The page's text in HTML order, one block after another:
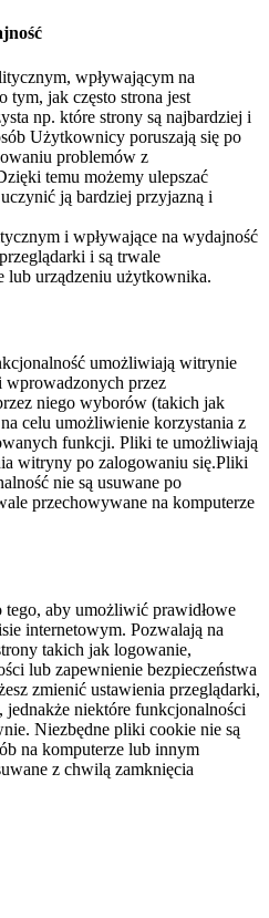
wpływającym na
tym, jak często strona jest
np. które strony są najbardziej i
Użytkownicy poruszają się po
problemów z
temu możemy ulepszać
ją bardziej przyjazną i
i wpływające na wydajność
i są trwale
lub urządzeniu użytkownika.
umożliwiają witrynie
wprowadzonych przez
niego wyborów (takich jak
celu umożliwienie korzystania z
funkcji. Pliki te umożliwiają
witryny po zalogowaniu się.Pliki
nie są usuwane po
przechowywane na komputerze
aby umożliwić prawidłowe
internetowym. Pozwalają na
takich jak logowanie,
lub zapewnienie bezpieczeństwa
zmienić ustawienia przeglądarki,
niektóre funkcjonalności
Niezbędne pliki cookie nie są
na komputerze lub innym
z chwilą zamknięcia